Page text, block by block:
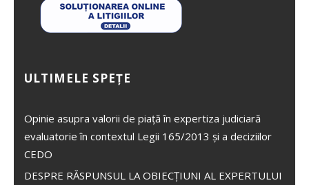
ULTIMELE SPEȚE
Opinie asupra valorii de piață în expertiza judiciară
evaluatorie în contextul Legii 165/2013 și a deciziilor
CEDO
DESPRE RĂSPUNSUL LA OBIECȚIUNI AL EXPERTULUI